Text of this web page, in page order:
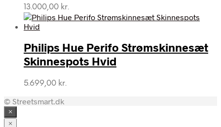
13.000,00 kr.
Philips Hue Perifo Strømskinnesæt
Skinnespots Hvid
5.699,00 kr.
© Streetsmart.dk
×
×